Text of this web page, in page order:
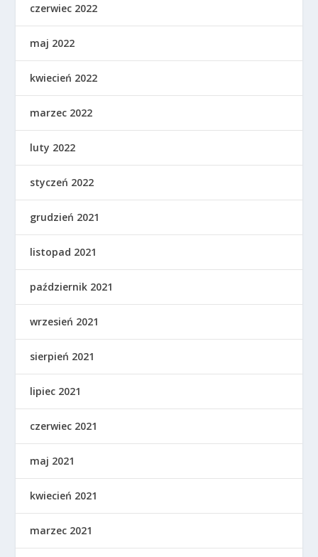
czerwiec 2022
maj 2022
kwiecień 2022
marzec 2022
luty 2022
styczeń 2022
grudzień 2021
listopad 2021
październik 2021
wrzesień 2021
sierpień 2021
lipiec 2021
czerwiec 2021
maj 2021
kwiecień 2021
marzec 2021